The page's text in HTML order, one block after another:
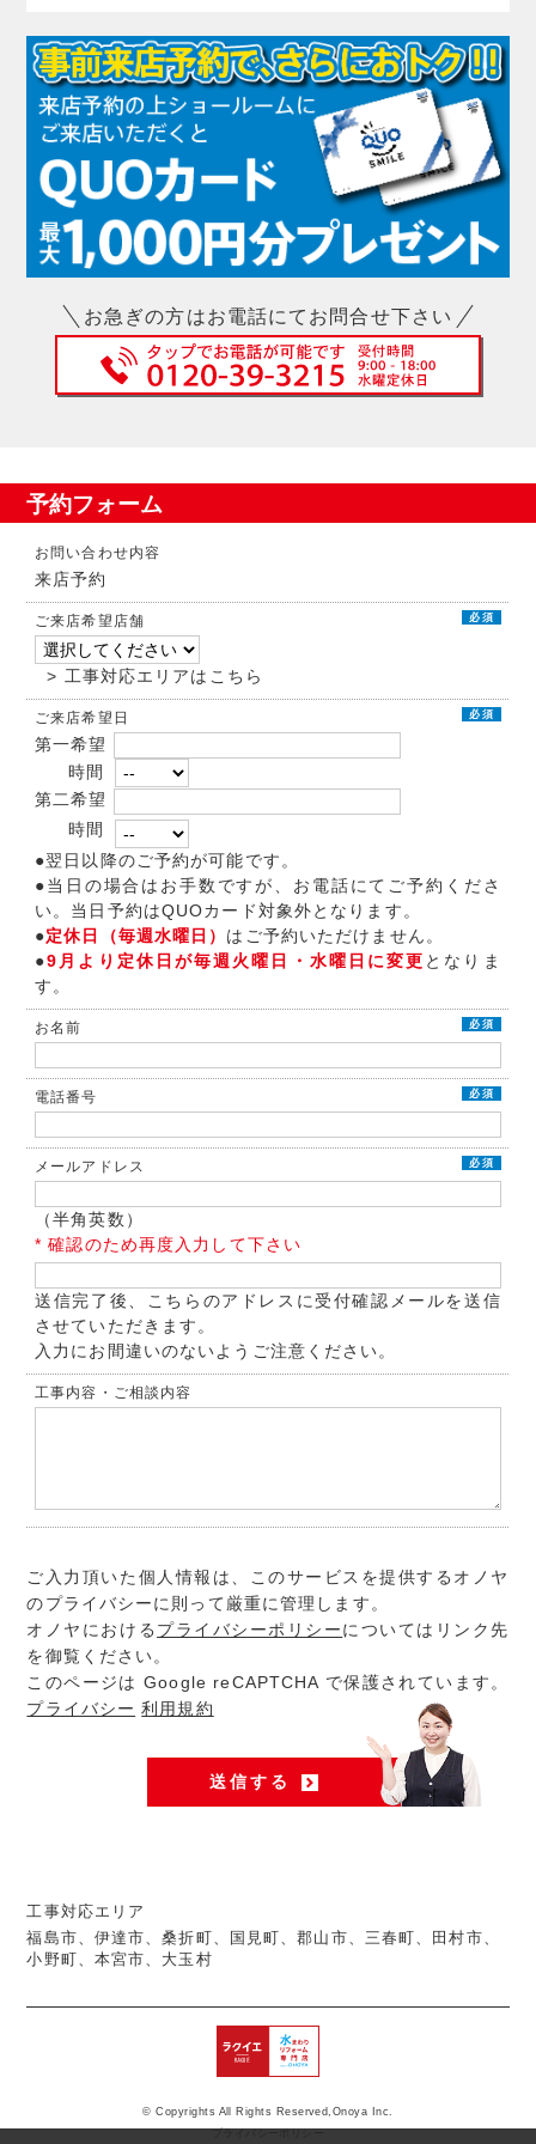
お急ぎの方はお電話にてお問合せ下さい
予約フォーム
お問い合わせ内容
来店予約
ご来店希望店舗 必須
> 工事対応エリアはこちら
ご来店希望日 必須
第一希望
時間
第二希望
時間
●翌日以降のご予約が可能です。
●当日の場合はお手数ですが、お電話にてご予約くださ
い。当日予約はQUOカード対象外となります。
●定休日（毎週水曜日） はご予約いただけません。
●9月より定休日が毎週火曜日・水曜日に変更 となりま
す。
お名前 必須
電話番号 必須
メールアドレス 必須
（半角英数）
* 確認のため再度入力して下さい
送信完了後、こちらのアドレスに受付確認メールを送信
させていただきます。
入力にお間違いのないようご注意ください。
工事内容・ご相談内容
ご入力頂いた個人情報は、このサービスを提供するオノヤ
のプライバシーに則って厳重に管理します。
オノヤにおける プライバシーポリシーについてはリンク先
を御覧ください。
このページは Google reCAPTCHA で保護されています。
プライバシー 利用規約
© Copyrights All Rights Reserved,Onoya Inc.
工事対応エリア
福島市、伊達市、桑折町、国見町、郡山市、三春町、田村市、
小野町、本宮市、大玉村